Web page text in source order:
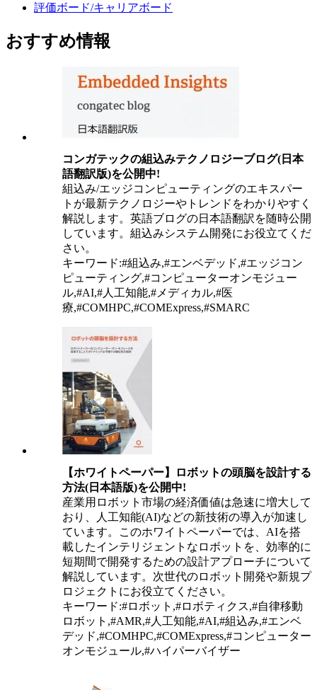
評価ボード/キャリアボード
おすすめ情報
コンガテックの組込みテクノロジーブログ(日本
語翻訳版)を公開中!
組込み/エッジコンピューティングのエキスパー
トが最新テクノロジーやトレンドをわかりやすく
解説します。英語ブログの日本語翻訳を随時公開
しています。組込みシステム開発にお役立てくだ
さい。
キーワード:#組込み,#エンベデッド,#エッジコン
ピューティング,#コンピューターオンモジュー
ル,#AI,#人工知能,#メディカル,#医
療,#COMHPC,#COMExpress,#SMARC
【ホワイトペーパー】ロボットの頭脳を設計する
方法(日本語版)を公開中!
産業用ロボット市場の経済価値は急速に増大して
おり、人工知能(AI)などの新技術の導入が加速し
ています。このホワイトペーパーでは、AIを搭
載したインテリジェントなロボットを、効率的に
短期間で開発するための設計アプローチについて
解説しています。次世代のロボット開発や新規プ
ロジェクトにお役立てください。
キーワード:#ロボット,#ロボティクス,#自律移動
ロボット,#AMR,#人工知能,#AI,#組込み,#エンベ
デッド,#COMHPC,#COMExpress,#コンピューター
オンモジュール,#ハイパーバイザー